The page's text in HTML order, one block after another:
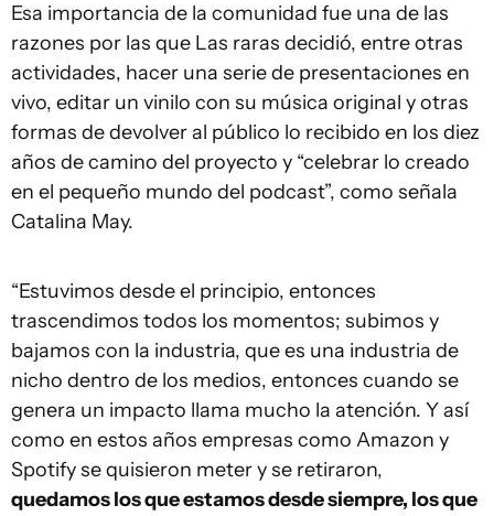
Esa importancia de la comunidad fue una de las
razones por las que Las raras decidió, entre otras
actividades, hacer una serie de presentaciones en
vivo, editar un vinilo con su música original y otras
formas de devolver al público lo recibido en los diez
años de camino del proyecto y “celebrar lo creado
en el pequeño mundo del podcast”, como señala
Catalina May.
“Estuvimos desde el principio, entonces
trascendimos todos los momentos; subimos y
bajamos con la industria, que es una industria de
nicho dentro de los medios, entonces cuando se
genera un impacto llama mucho la atención. Y así
como en estos años empresas como Amazon y
Spotify se quisieron meter y se retiraron,
quedamos los que estamos desde siempre, los que